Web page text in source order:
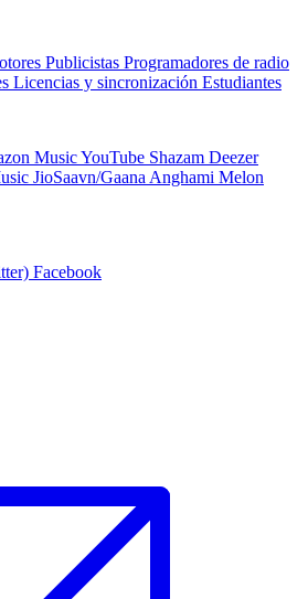
Publicistas Programadores de radio
Licencias y sincronización Estudiantes
MusicYouTube Shazam Deezer
JioSaavn/Gaana Anghami Melon
Facebook